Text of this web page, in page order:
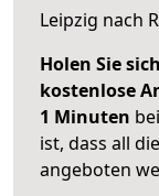
Leipzig nach
Holen Sie
kostenlose
1 Minuten
ist, dass all
angeboten